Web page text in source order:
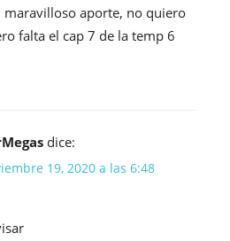
maravilloso aporte, no quiero
falta el cap 7 de la temp 6
dice:
19, 2020 a las 6:48